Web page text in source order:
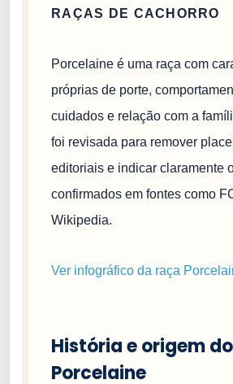
RAÇAS DE CACHORRO
Porcelaine é uma raça com
próprias de porte,
cuidados e relação com a
foi revisada para remover
editoriais e indicar claramente
confirmados em fontes como
Wikipedia.
Ver infográfico da raça
História e origem do
Porcelaine